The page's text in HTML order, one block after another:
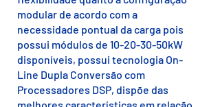
modular de acordo com a
necessidade pontual da carga pois
possui módulos de 10-20-30-50kW
disponíveis, possui tecnologia On-
Line Dupla Conversão com
Processadores DSP, dispõe das